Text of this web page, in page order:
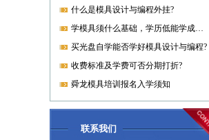
什么是模具设计与编程外挂?
学模具须什么基础，学历低能学成就业吗?
买光盘自学能否学好模具设计与编程?
收费标准及学费可否分期打折?
舜龙模具培训报名入学须知
联系我们